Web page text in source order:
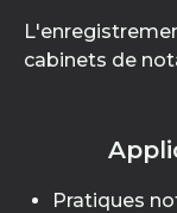
cabinets de
Pratiques